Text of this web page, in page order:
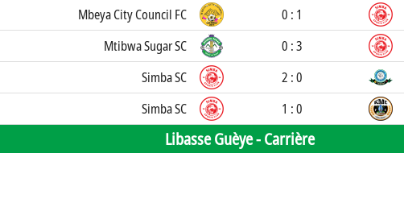
Mbeya City Council FC 0 : 1
Mtibwa Sugar SC 0 : 3
Simba SC 2 : 0
Simba SC 1 : 0
Libasse Guèye -Carrière